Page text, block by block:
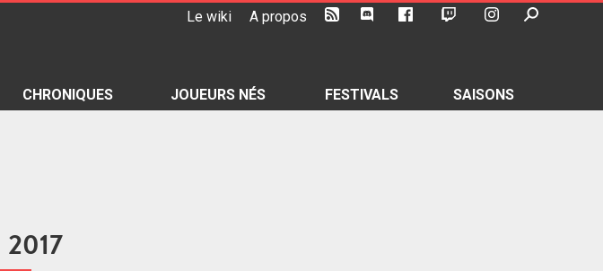
Le wiki A propos
CHRONIQUES JOUEURS NÉS FESTIVALS SAISONS
2017